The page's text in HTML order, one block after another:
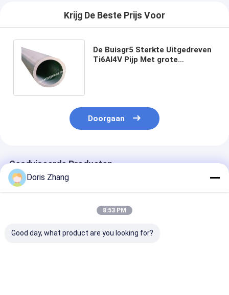
Krijg De Beste Prijs Voor
De Buisgr5 Sterkte Uitgedreven
Ti6Al4V Pijp Met grote
Doorgaan
Geadviseerde Producten
Doris Zhang
8:53 PM
Good day, what product are you looking for?